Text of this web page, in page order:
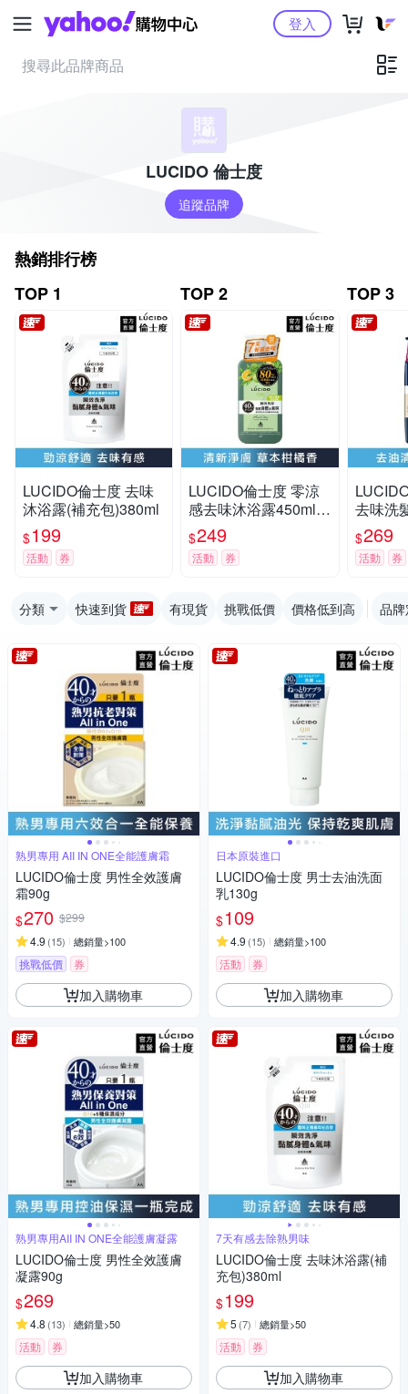
Yahoo購物中心登入
LUCIDO 倫士度
追蹤品牌
熱銷排行榜
TOP 1
LUCIDO倫士度 去味
沐浴露(補充包)380ml
$199
活動 券
TOP 2
LUCIDO倫士度 零涼
感去味沐浴露450ml
(草本柑橘)
$249
活動 券
TOP 3
去味洗
$269
活動 券
分類 快速到貨 有現貨 挑戰低價 價格低到高 品
熟男專用 AII IN ONE全能護膚霜
LUCIDO倫士度 男性全效護膚
霜90g
$270 $299
4.9 (15) 總銷量>100
挑戰低價 券
加入購物車
熟男專用AII IN ONE全能護膚凝露
LUCIDO倫士度 男性全效護膚
凝露90g
$269
4.8 (13) 總銷量>50
活動 券
加入購物車
日本原裝進口
LUCIDO倫士度 男士去油洗面
乳130g
$109
4.9 (15) 總銷量>100
活動 券
加入購物車
7天有感去除熟男味
LUCIDO倫士度 去味沐浴露(補
充包)380ml
$199
5 (7) 總銷量>50
活動 券
加入購物車